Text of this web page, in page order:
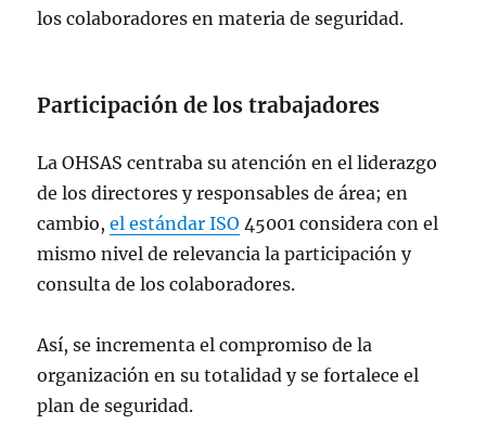
los colaboradores en materia de seguridad.
Participación de los trabajadores
La OHSAS centraba su atención en el liderazgo
de los directores y responsables de área; en
cambio,el estándar ISO 45001 considera con el
mismo nivel de relevancia la participación y
consulta de los colaboradores.
Así, se incrementa el compromiso de la
organización en su totalidad y se fortalece el
plan de seguridad.